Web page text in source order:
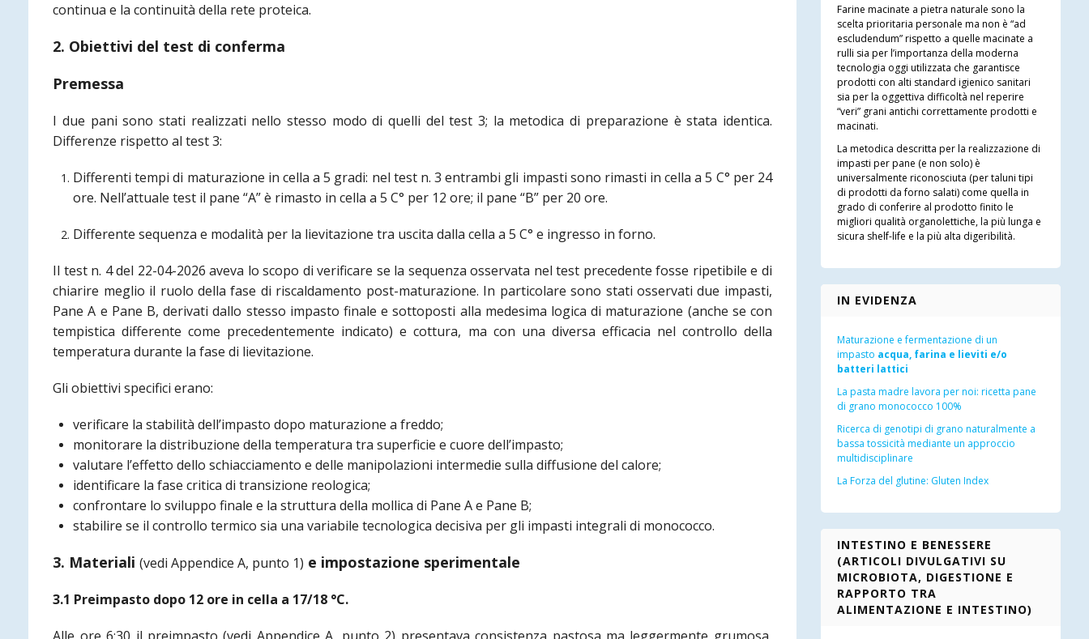
continua e la continuità della rete proteica.
2. Obiettivi del test di conferma
Premessa
I due pani sono stati realizzati nello stesso modo di quelli del test 3; la metodica di preparazione è stata identica.
Differenze rispetto al test 3:
Differenti tempi di maturazione in cella a 5 gradi: nel test n. 3 entrambi gli impasti sono rimasti in cella a 5 C° per 24
ore. Nell’attuale test il pane “A” è rimasto in cella a 5 C° per 12 ore; il pane “B” per 20 ore.
Differente sequenza e modalità per la lievitazione tra uscita dalla cella a 5 C° e ingresso in forno.
Il test n. 4 del 22-04-2026 aveva lo scopo di verificare se la sequenza osservata nel test precedente fosse ripetibile e di
chiarire meglio il ruolo della fase di riscaldamento post-maturazione. In particolare sono stati osservati due impasti,
Pane A e Pane B, derivati dallo stesso impasto finale e sottoposti alla medesima logica di maturazione (anche se con
tempistica differente come precedentemente indicato) e cottura, ma con una diversa efficacia nel controllo della
temperatura durante la fase di lievitazione.
Gli obiettivi specifici erano:
verificare la stabilità dell’impasto dopo maturazione a freddo;
monitorare la distribuzione della temperatura tra superficie e cuore dell’impasto;
valutare l’effetto dello schiacciamento e delle manipolazioni intermedie sulla diffusione del calore;
identificare la fase critica di transizione reologica;
confrontare lo sviluppo finale e la struttura della mollica di Pane A e Pane B;
stabilire se il controllo termico sia una variabile tecnologica decisiva per gli impasti integrali di monococco.
3. Materiali(vedi Appendice A, punto 1) e impostazione sperimentale
3.1 Preimpasto dopo 12 ore in cella a 17/18 °C.
Farine macinate a pietra naturale sono la
scelta prioritaria personale ma non è “ad
escludendum” rispetto a quelle macinate a
rulli sia per l’importanza della moderna
tecnologia oggi utilizzata che garantisce
prodotti con alti standard igienico sanitari
sia per la oggettiva difficoltà nel reperire
“veri” grani antichi correttamente prodotti e
macinati.
La metodica descritta per la realizzazione di
impasti per pane (e non solo) è
universalmente riconosciuta (per taluni tipi
di prodotti da forno salati) come quella in
grado di conferire al prodotto finito le
migliori qualità organolettiche, la più lunga e
sicura shelf-life e la più alta digeribilità.
IN EVIDENZA
Maturazione e fermentazione di un
impasto acqua, farina e lieviti e/o
batteri lattici
La pasta madre lavora per noi: ricetta pane
di grano monococco 100%
Ricerca di genotipi di grano naturalmente a
bassa tossicità mediante un approccio
multidisciplinare
La Forza del glutine: Gluten Index
INTESTINO E BENESSERE
(ARTICOLI DIVULGATIVI SU
MICROBIOTA, DIGESTIONE E
RAPPORTO TRA
ALIMENTAZIONE E INTESTINO)